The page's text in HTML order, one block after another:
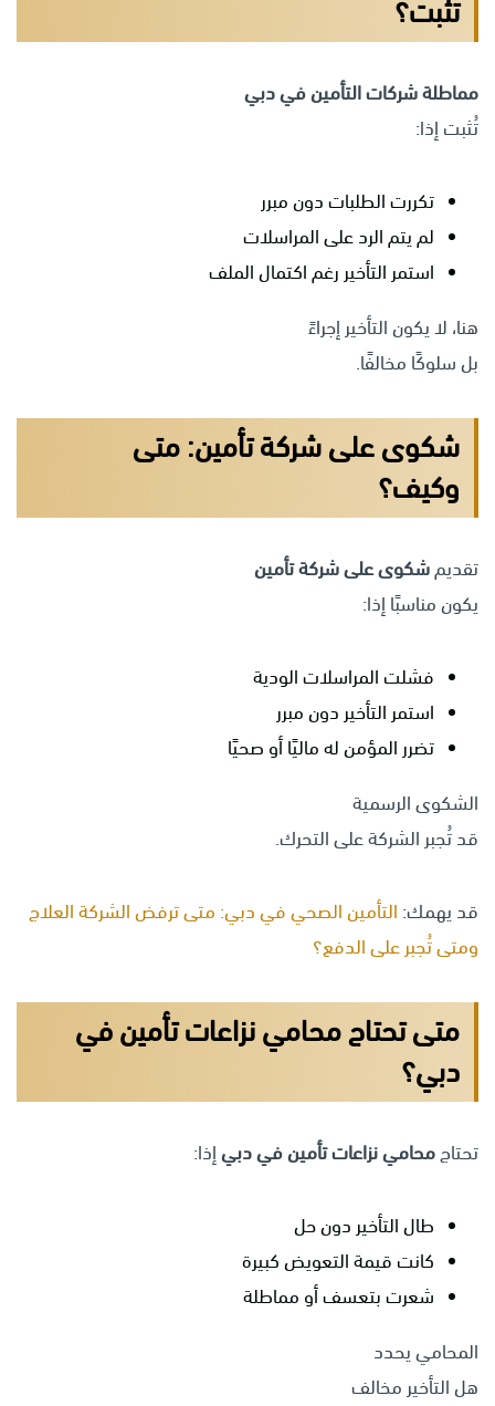
تُثبت؟
مماطلة شركات التأمين في دبي
تُثبت إذا:
تكررت الطلبات دون مبرر
لم يتم الرد على المراسلات
استمر التأخير رغم اكتمال الملف
هنا، لا يكون التأخير إجراءً
بل سلوكًا مخالفًا.
شكوى على شركة تأمين: متى
وكيف؟
تقديمشكوى على شركة تأمين
يكون مناسبًا إذا:
فشلت المراسلات الودية
استمر التأخير دون مبرر
تضرر المؤمن له ماليًا أو صحيًا
الشكوى الرسمية
قد تُجبر الشركة على التحرك.
قد يهمك: التأمين الصحي في دبي: متى ترفض الشركة العلاج
ومتى تُجبر على الدفع؟
متى تحتاج محامي نزاعات تأمين في
دبي؟
تحتاجمحامي نزاعات تأمين في دبيإذا:
طال التأخير دون حل
كانت قيمة التعويض كبيرة
شعرت بتعسف أو مماطلة
المحامي يحدد
هل التأخير مخالف